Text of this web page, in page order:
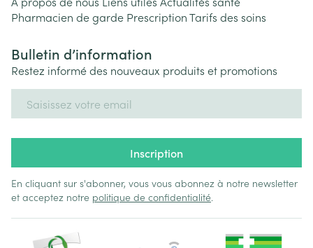
Pharmacien de garde PrescriptionTarifs des soins
Bulletin d’information
Restez informé des nouveaux produits et promotions
Inscription
En cliquant sur s'abonner, vous vous abonnez à notre newsletter
et acceptez notre politique de confidentialité.